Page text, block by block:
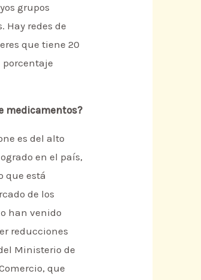
grupos
Hay redes de
que tiene 20
porcentaje
medicamentos?
es del alto
en el país,
que está
de los
han venido
reducciones
Ministerio de
que